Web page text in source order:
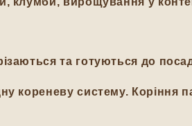
та готуються до
кореневу систему. Коріння